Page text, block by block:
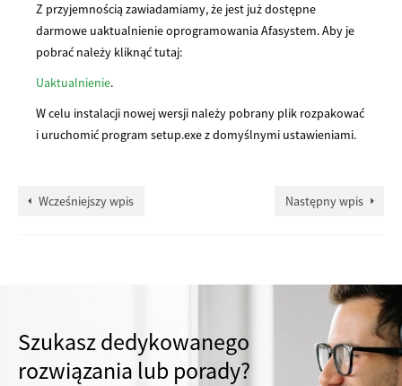
Z przyjemnością zawiadamiamy, że jest już dostępne
darmowe uaktualnienie oprogramowania Afasystem. Aby je
pobrać należy kliknąć tutaj:
Uaktualnienie.
W celu instalacji nowej wersji należy pobrany plik rozpakować
i uruchomić program setup.exe z domyślnymi ustawieniami.
Wcześniejszy wpis Następny wpis
Szukasz dedykowanego
rozwiązania lub porady?